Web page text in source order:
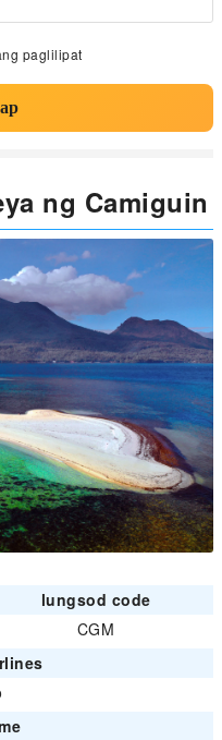
paglilipat
ng Camiguin
lungsod code
CGM